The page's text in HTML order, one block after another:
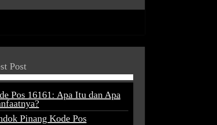
Post
Pos 16161: Apa Itu dan Apa
Pinang Kode Pos